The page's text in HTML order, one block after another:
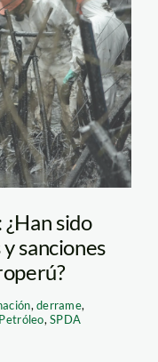
sido
sanciones
,derrame,
Petróleo,SPDA